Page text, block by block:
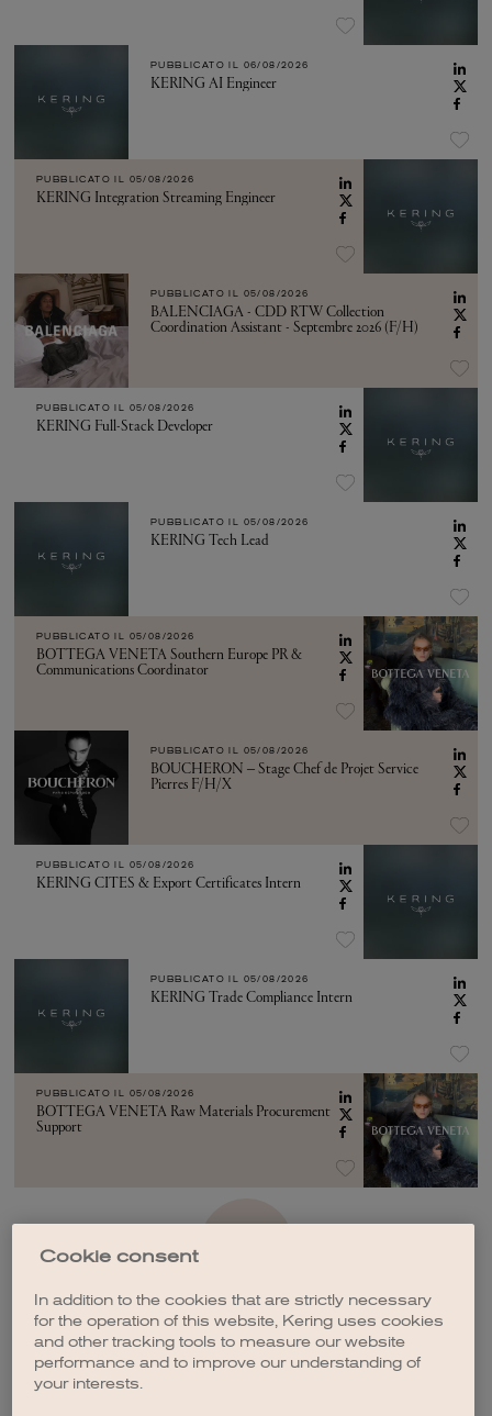
PUBBLICATO IL 06/08/2026
KERING AI Engineer
PUBBLICATO IL 05/08/2026
KERING Integration Streaming Engineer
PUBBLICATO IL 05/08/2026
BALENCIAGA - CDD RTW Collection
Coordination Assistant - Septembre 2026 (F/H)
PUBBLICATO IL 05/08/2026
KERING Full-Stack Developer
PUBBLICATO IL 05/08/2026
KERING Tech Lead
PUBBLICATO IL 05/08/2026
BOTTEGA VENETA Southern Europe PR &
Communications Coordinator
PUBBLICATO IL 05/08/2026
BOUCHERON – Stage Chef de Projet Service
Pierres F/H/X
PUBBLICATO IL 05/08/2026
KERING CITES & Export Certificates Intern
PUBBLICATO IL 05/08/2026
KERING Trade Compliance Intern
PUBBLICATO IL 05/08/2026
BOTTEGA VENETA Raw Materials Procurement
Support
Cookie consent
In addition to the cookies that are strictly necessary
for the operation of this website, Kering uses cookies
and other tracking tools to measure our website
performance and to improve our understanding of
your interests.